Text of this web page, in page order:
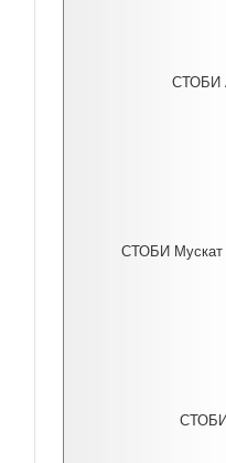
СТОБИ
СТОБИ Мускат